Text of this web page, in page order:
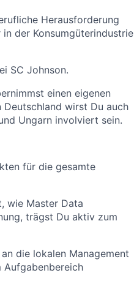
Herausforderung
der Konsumgüterindustrie
SC Johnson.
einen eigenen
wirst Du auch
Ungarn involviert sein.
für die gesamte
wie Master Data
trägst Du aktiv zum
die lokalen Management
Aufgabenbereich